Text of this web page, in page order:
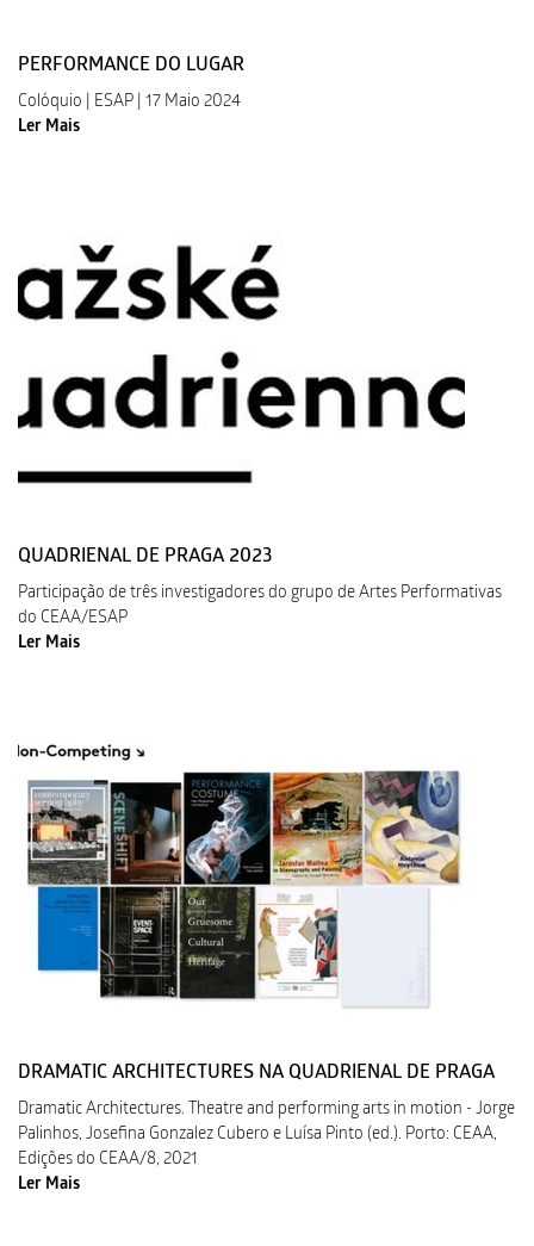
PERFORMANCE DO LUGAR
Colóquio | ESAP | 17 Maio 2024
Ler Mais
QUADRIENAL DE PRAGA 2023
Participação de três investigadores do grupo de Artes Performativas
do CEAA/ESAP
Ler Mais
DRAMATIC ARCHITECTURES NA QUADRIENAL DE PRAGA
Dramatic Architectures. Theatre and performing arts in motion - Jorge
Palinhos, Josefina Gonzalez Cubero e Luísa Pinto (ed.). Porto: CEAA,
Edições do CEAA/8, 2021
Ler Mais